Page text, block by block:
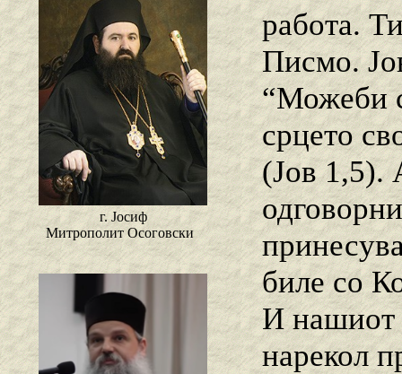
г. Јосиф
Митрополит Осоговски
работа.
Писмо.
“Можеби
срцето
(Јов 1,5).
биле со
И нашиот
нарекол